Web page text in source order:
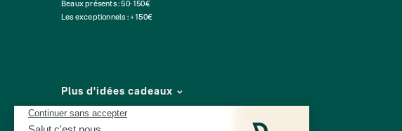
Beaux présents : 50-150€
Les exceptionnels : +150€
Plus d'idées cadeaux